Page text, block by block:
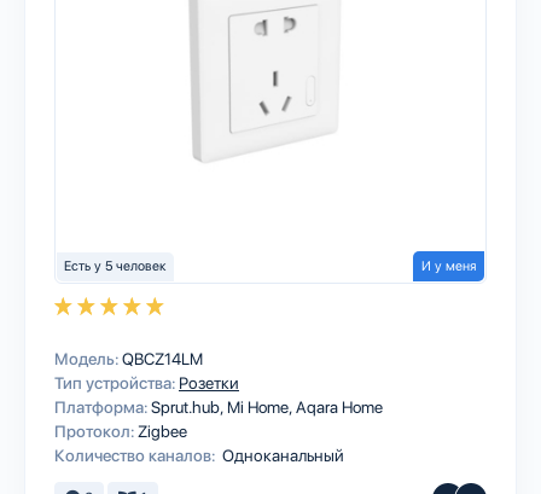
Есть у 5 человек И у меня
Модель:QBCZ14LM
Тип устройства: Розетки
Платформа:Sprut.hub Mi HomeAqara Home
Протокол: Zigbee
Количество каналов: Одноканальный